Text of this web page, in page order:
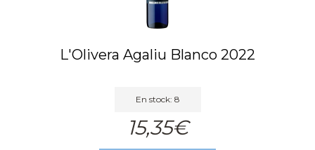
L'Olivera Agaliu Blanco 2022
En stock: 8
15,35€